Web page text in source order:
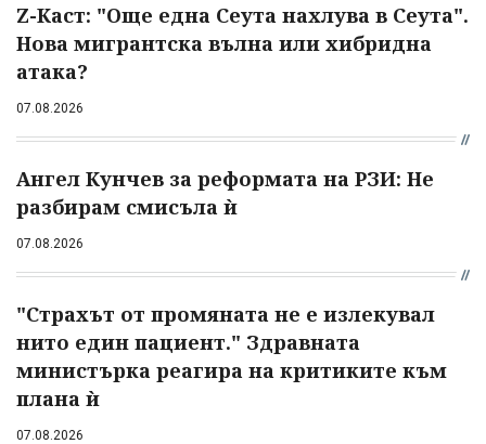
Z-Каст: "Още една Сеута нахлува в Сеута".
Нова мигрантска вълна или хибридна
атака?
07.08.2026
Ангел Кунчев за реформата на РЗИ: Не
разбирам смисъла ѝ
07.08.2026
"Страхът от промяната не е излекувал
нито един пациент." Здравната
министърка реагира на критиките към
плана ѝ
07.08.2026